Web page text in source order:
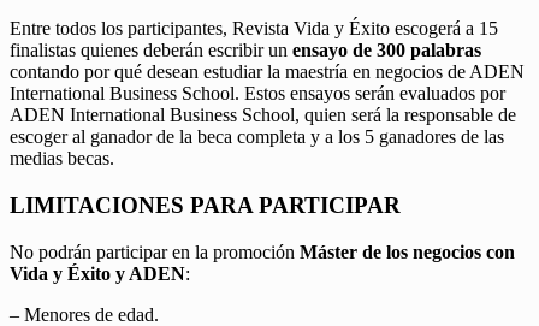
Entre todos los participantes, Revista Vida y Éxito escogerá a 15
finalistas quienes deberán escribir un ensayo de 300 palabras
contando por qué desean estudiar la maestría en negocios de ADEN
International Business School. Estos ensayos serán evaluados por
ADEN International Business School, quien será la responsable de
escoger al ganador de la beca completa y a los 5 ganadores de las
medias becas.
LIMITACIONES PARA PARTICIPAR
No podrán participar en la promoción Máster de los negocios con
Vida y Éxito y ADEN:
– Menores de edad.